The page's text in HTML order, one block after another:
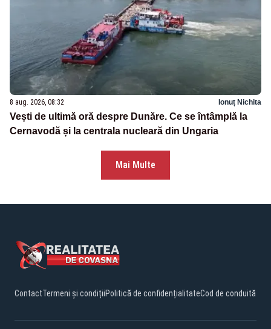
8 aug. 2026, 08:32 Ionuț Nichita
Vești de ultimă oră despre Dunăre. Ce se întâmplă la
Cernavodă și la centrala nucleară din Ungaria
Mai Multe
ContactTermeni și condițiiPolitică de confidențialitateCod de conduită